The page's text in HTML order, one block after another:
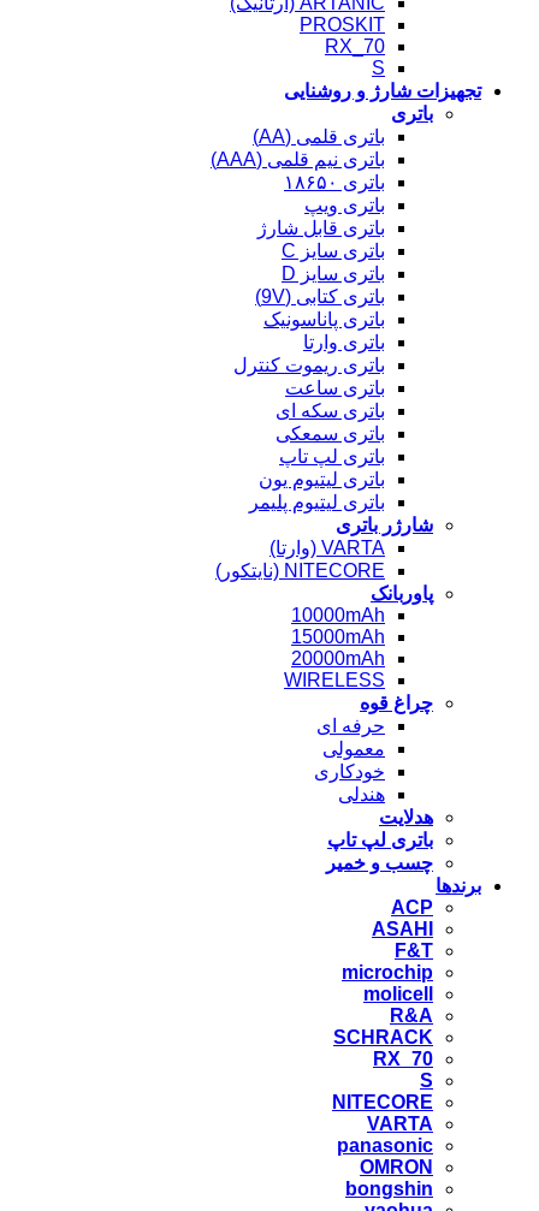
PROSKIT
RX_70
S
تجهیزات شارژ و روشنایی
باتری
باتری قلمی (AA)
باتری نیم قلمی (AAA)
باتری ۱۸۶۵۰
باتری ویپ
باتری قابل شارژ
باتری سایز C
باتری سایز D
باتری کتابی (9V)
باتری پاناسونیک
باتری وارتا
باتری ریموت کنترل
باتری ساعت
باتری سکه ای
باتری سمعکی
باتری لپ تاپ
باتری لیتیوم یون
باتری لیتیوم پلیمر
شارژر باتری
VARTA (وارتا)
NITECORE (نایتکور)
پاوربانک
10000mAh
15000mAh
20000mAh
WIRELESS
چراغ قوه
حرفه ای
معمولی
خودکاری
هندلی
هدلایت
باتری لپ تاپ
چسب و خمیر
برندها
ACP
ASAHI
F&T
microchip
molicell
R&A
SCHRACK
RX_70
S
NITECORE
VARTA
panasonic
OMRON
bongshin